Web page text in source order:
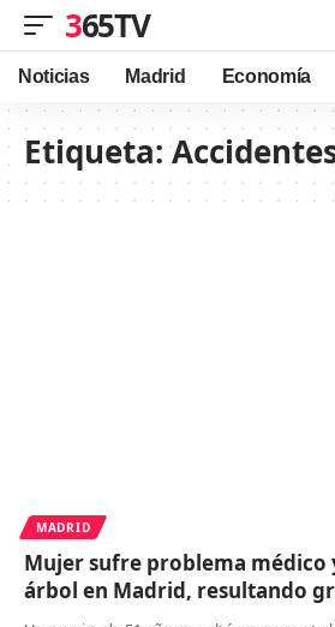
365TV
Noticias Madrid Economía
Etiqueta:
MADRID
Mujer sufre problema médico
árbol en Madrid, resultando